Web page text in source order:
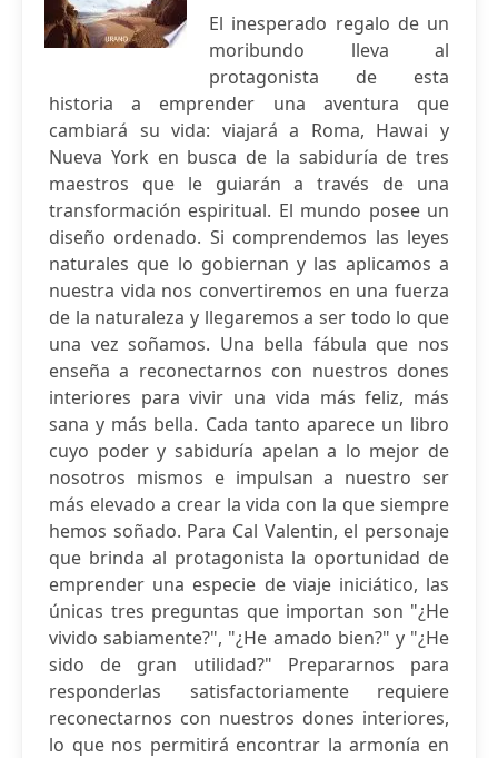
El inesperado regalo de un
moribundo lleva al
protagonista de esta
historia a emprender una aventura que
cambiará su vida: viajará a Roma, Hawai y
Nueva York en busca de la sabiduría de tres
maestros que le guiarán a través de una
transformación espiritual. El mundo posee un
diseño ordenado. Si comprendemos las leyes
naturales que lo gobiernan y las aplicamos a
nuestra vida nos convertiremos en una fuerza
de la naturaleza y llegaremos a ser todo lo que
una vez soñamos. Una bella fábula que nos
enseña a reconectarnos con nuestros dones
interiores para vivir una vida más feliz, más
sana y más bella. Cada tanto aparece un libro
cuyo poder y sabiduría apelan a lo mejor de
nosotros mismos e impulsan a nuestro ser
más elevado a crear la vida con la que siempre
hemos soñado. Para Cal Valentin, el personaje
que brinda al protagonista la oportunidad de
emprender una especie de viaje iniciático, las
únicas tres preguntas que importan son "¿He
vivido sabiamente?", "¿He amado bien?" y "¿He
sido de gran utilidad?" Prepararnos para
responderlas satisfactoriamente requiere
reconectarnos con nuestros dones interiores,
lo que nos permitirá encontrar la armonía en